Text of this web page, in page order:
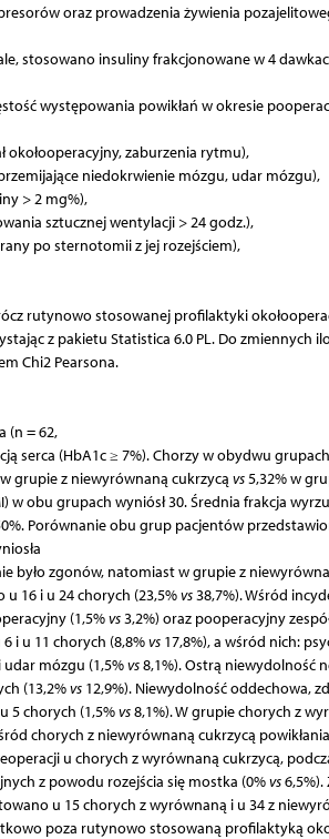
oraz prowadzenia żywienia
stosowano insuliny frakcjonowane w 4
występowania powikłań w okresie
zaburzenia rytmu),
niedokrwienie mózgu, udar mózgu),
> 2 mg%),
sztucznej wentylacji > 24 godz.),
po sternotomii z jej rozejściem),
rutynowo stosowanej profilaktyki
z pakietu Statistica 6.0 PL. Do zmiennych
Chi2 Pearsona.
(n = 62,
serca (HbA1c ≥ 7%). Chorzy w obydwu
grupie z niewyrównaną cukrzycą vs5,32% w
w obu grupach wyniósł 30. Średnia frakcja
Porównanie obu grup pacjentów
było zgonów, natomiast w grupie z
16 i u 24 chorych (23,5%vs38,7%). Wśród
(1,5%vs3,2%) oraz pooperacyjny
i u 11 chorych (8,8%vs17,8%), a wśród nich:
udar mózgu (1,5%vs8,1%). Ostrą niewydolność
(13,2%vs12,9%). Niewydolność oddechowa,
5 chorych (1,5%vs8,1%). W grupie chorych z
chorych z niewyrównaną cukrzycą
u chorych z wyrównaną cukrzycą,
z powodu rozejścia się mostka (0%vs6,5%).
u 15 chorych z wyrównaną i u 34 z
poza rutynowo stosowaną profilaktyką